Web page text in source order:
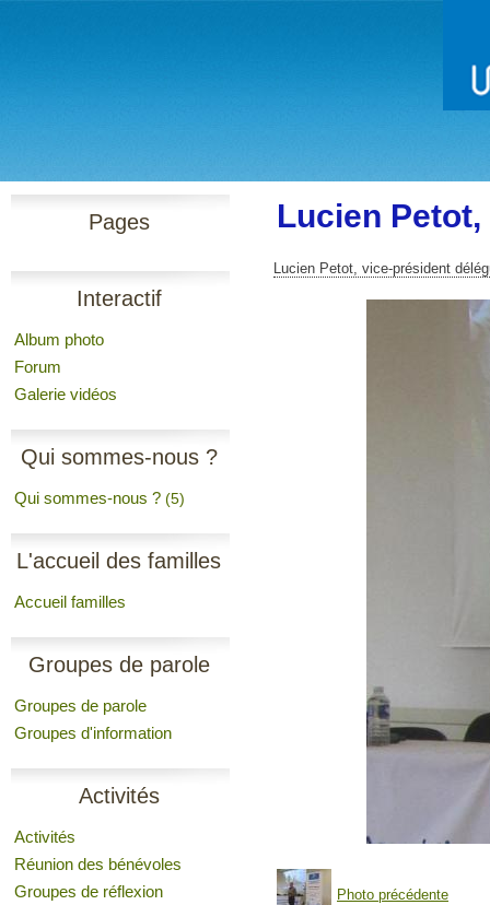
Pages
Interactif
Album photo
Forum
Galerie vidéos
Qui sommes-nous ?
Qui sommes-nous ? (5)
L'accueil des familles
Accueil familles
Groupes de parole
Groupes de parole
Groupes d'information
Activités
Activités
Réunion des bénévoles
Groupes de réflexion
Lucien
Lucien Petot, vice-président
Photo précédente